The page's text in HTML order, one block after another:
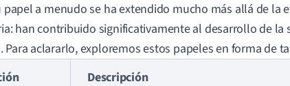
papel a menudo se ha extendido mucho más allá de la
han contribuido significativamente al desarrollo de la
Para aclararlo, exploremos estos papeles en forma de
Descripción